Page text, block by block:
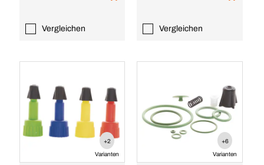
Vergleichen Vergleichen
+2
Varianten
+6
Varianten